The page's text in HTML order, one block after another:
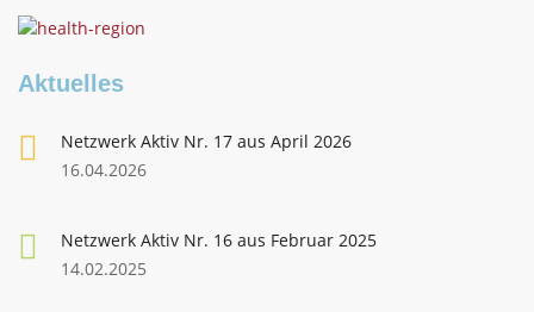
Aktuelles
Netzwerk Aktiv Nr. 17 aus April 2026
16.04.2026
Netzwerk Aktiv Nr. 16 aus Februar 2025
14.02.2025